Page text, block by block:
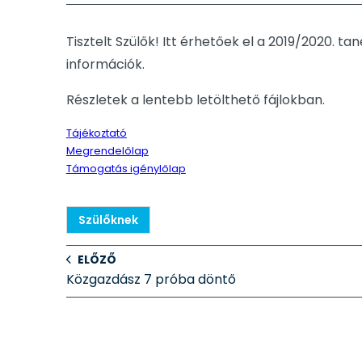
Tisztelt Szülők! Itt érhetőek el a 2019/2020.
információk.
Részletek a lentebb letölthető fájlokban.
Tájékoztató
Megrendelőlap
Támogatás igénylőlap
Szülőknek
ELŐZŐ
Közgazdász 7 próba döntő